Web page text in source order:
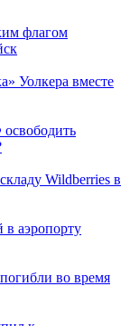
флагом
Уолкера вместе
Wildberries в
в аэропорту
во время